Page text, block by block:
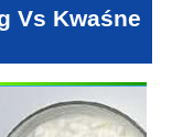
Vs Kwaśne